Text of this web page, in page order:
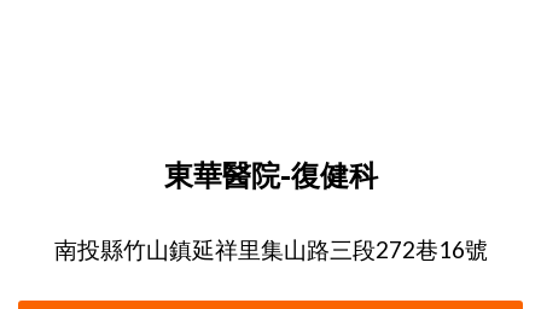
東華醫院-復健科
南投縣竹山鎮延祥里集山路三段272巷16號